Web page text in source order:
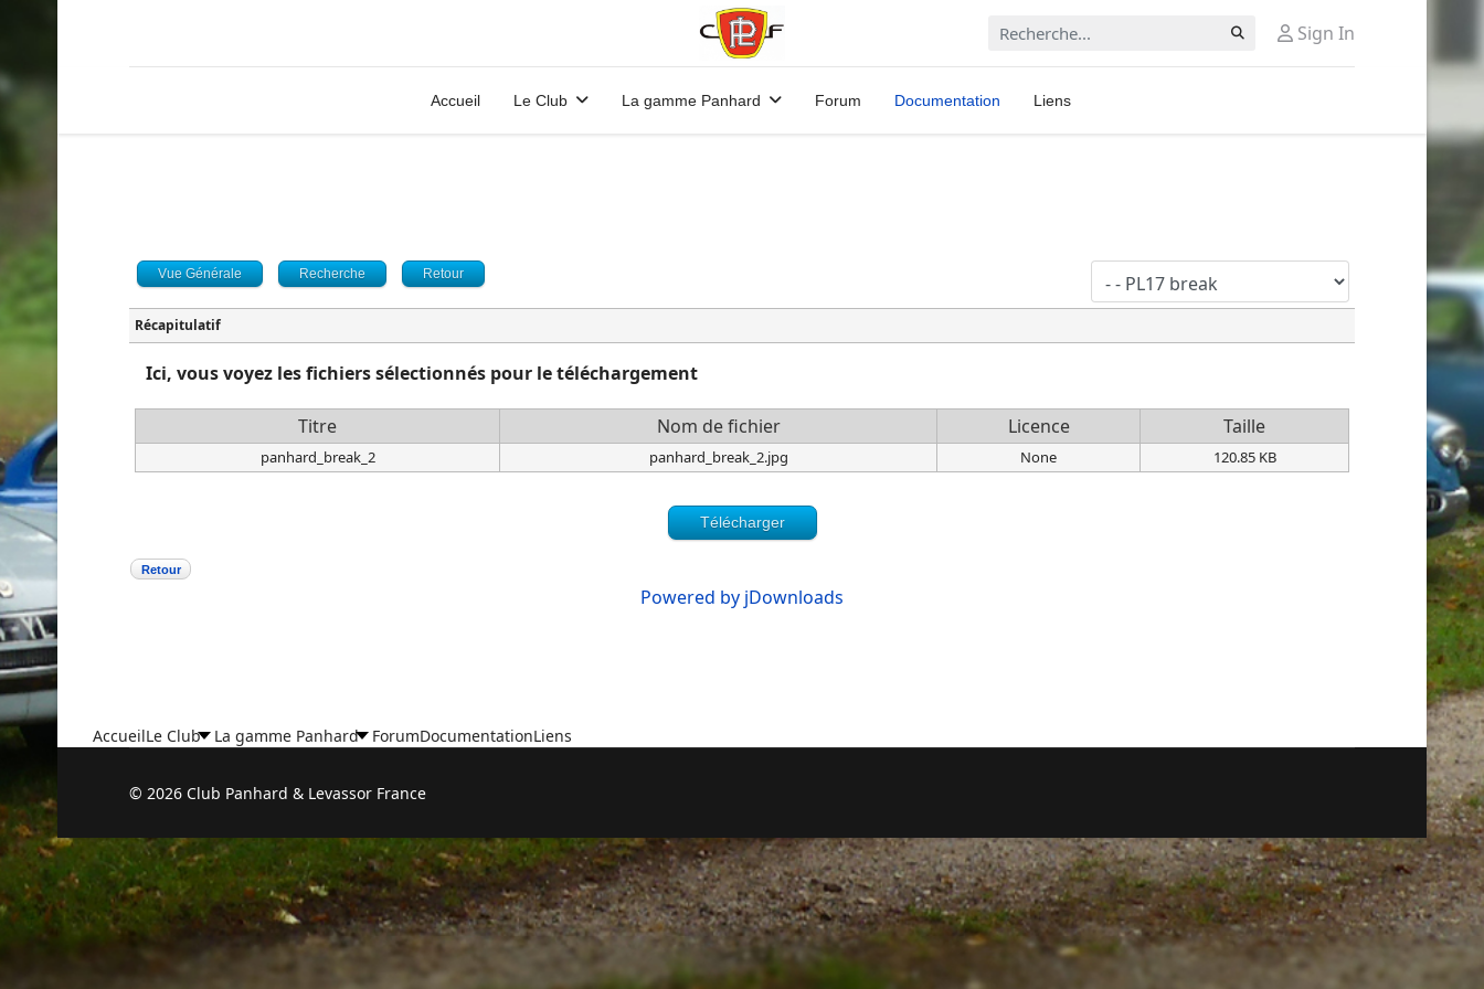
Rechercher Sign In
Accueil Le Club La gamme Panhard Forum Documentation Liens
Vue Générale Recherche Retour
Récapitulatif
Ici, vous voyez les fichiers sélectionnés pour le téléchargement
Titre Nom de fichier Licence Taille
panhard_break_2 panhard_break_2.jpg None 120.85 KB
Télécharger
Retour
Powered by jDownloads
AccueilLe Club La gamme Panhard ForumDocumentationLiens
© 2026 Club Panhard & Levassor France